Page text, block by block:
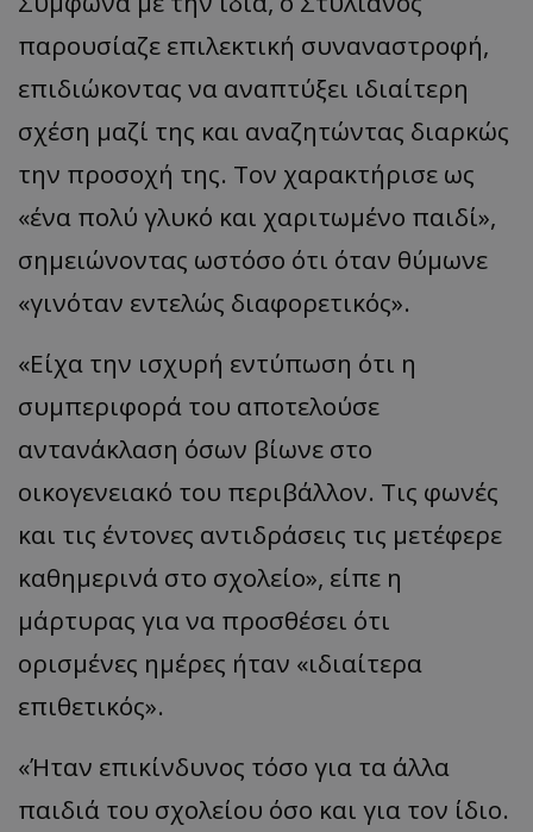
παρουσίαζε επιλεκτική συναναστροφή,
επιδιώκοντας να αναπτύξει ιδιαίτερη
σχέση μαζί της και αναζητώντας διαρκώς
την προσοχή της. Τον χαρακτήρισε ως
«ένα πολύ γλυκό και χαριτωμένο παιδί»,
σημειώνοντας ωστόσο ότι όταν θύμωνε
«γινόταν εντελώς διαφορετικός».
«Είχα την ισχυρή εντύπωση ότι η
συμπεριφορά του αποτελούσε
αντανάκλαση όσων βίωνε στο
οικογενειακό του περιβάλλον. Τις φωνές
και τις έντονες αντιδράσεις τις μετέφερε
καθημερινά στο σχολείο», είπε η
μάρτυρας για να προσθέσει ότι
ορισμένες ημέρες ήταν «ιδιαίτερα
επιθετικός».
«Ήταν επικίνδυνος τόσο για τα άλλα
παιδιά του σχολείου όσο και για τον ίδιο.